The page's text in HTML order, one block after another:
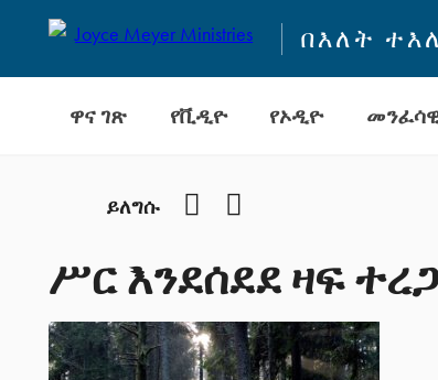
በእለት
ዋና ገጽ የቪዲዮ የኦዲዮ
ይለግሱ
ሥር እንደሰደደ ዛፍ